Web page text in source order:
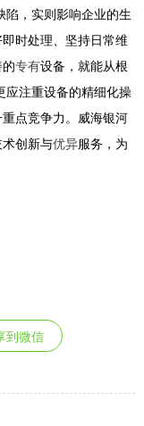
陷，实则影响企业的生
时处理、坚持日常维
专有设备，就能从根
应注重设备的精细化操
点竞争力。威海银河
创新与优异服务，为
到微信